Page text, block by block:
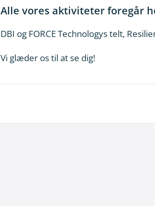
Alle vores aktiviteter foregår
DBI og FORCE Technologys telt,
Vi glæder os til at se dig!